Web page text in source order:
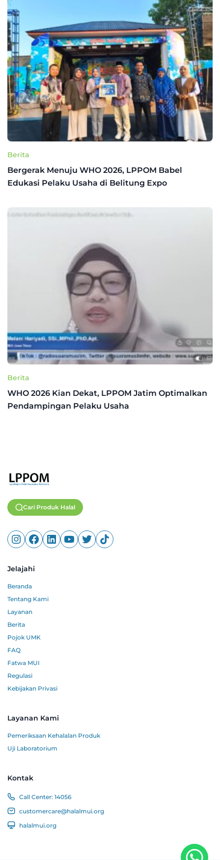
Berita
Bergerak Menuju WHO 2026, LPPOM Babel
Edukasi Pelaku Usaha di Belitung Expo
Berita
WHO 2026 Kian Dekat, LPPOM Jatim Optimalkan
Pendampingan Pelaku Usaha
Cari Produk Halal
Jelajahi
Beranda
Tentang Kami
Layanan
Berita
Pojok UMK
FAQ
Fatwa MUI
Regulasi
Kebijakan Privasi
Layanan Kami
Pemeriksaan Kehalalan Produk
Uji Laboratorium
Kontak
Call Center: 14056
customercare@halalmui.org
halalmui.org